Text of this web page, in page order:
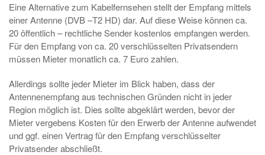
Eine Alternative zum Kabelfernsehen stellt der Empfang mittels
einer Antenne (DVB –T2 HD) dar. Auf diese Weise können ca.
20 öffentlich – rechtliche Sender kostenlos empfangen werden.
Für den Empfang von ca. 20 verschlüsselten Privatsendern
müssen Mieter monatlich ca. 7 Euro zahlen.
Allerdings sollte jeder Mieter im Blick haben, dass der
Antennenempfang aus technischen Gründen nicht in jeder
Region möglich ist. Dies sollte abgeklärt werden, bevor der
Mieter vergebens Kosten für den Erwerb der Antenne aufwendet
und ggf. einen Vertrag für den Empfang verschlüsselter
Privatsender abschließt.